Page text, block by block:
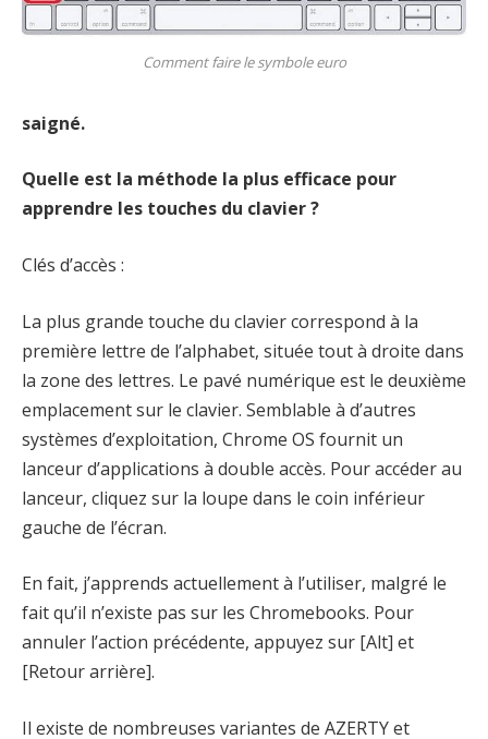
Comment faire le symbole euro
saigné.
Quelle est la méthode la plus efficace pour
apprendre les touches du clavier ?
Clés d’accès :
La plus grande touche du clavier correspond à la
première lettre de l’alphabet, située tout à droite dans
la zone des lettres. Le pavé numérique est le deuxième
emplacement sur le clavier. Semblable à d’autres
systèmes d’exploitation, Chrome OS fournit un
lanceur d’applications à double accès. Pour accéder au
lanceur, cliquez sur la loupe dans le coin inférieur
gauche de l’écran.
En fait, j’apprends actuellement à l’utiliser, malgré le
fait qu’il n’existe pas sur les Chromebooks. Pour
annuler l’action précédente, appuyez sur [Alt] et
[Retour arrière].
Il existe de nombreuses variantes de AZERTY et